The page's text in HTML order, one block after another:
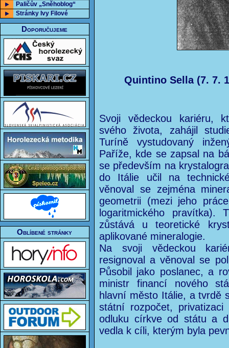
Paličův „Sněhoblog“
Stránky Ivy Filové
Doporučujeme
Oblíbené stránky
Quintino Sella (7. 7.
Svoji vědeckou kariéru,
svého života, zahájil
Turíně vystudovaný
Paříže, kde se zapsal na
se především na
do Itálie učil na
věnoval se zejména
geometrii (mezi jeho
logaritmického pravítka).
zůstává u teoretické
aplikované mineralogie.
Na svoji vědeckou
resignoval a věnoval se
Působil jako poslanec, a
ministr financí nového
hlavní město Itálie, a tvrdě
státní rozpočet,
odluku církve od státu a
vedla k cíli, kterým byla